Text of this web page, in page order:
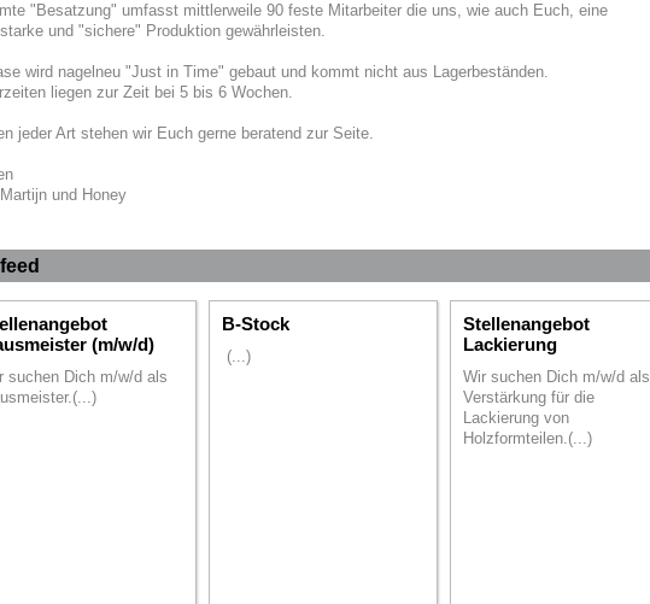
"Besatzung" umfasst mittlerweile 90 feste Mitarbeiter die uns, wie auch Euch, eine
und "sichere" Produktion gewährleisten.
wird nagelneu "Just in Time" gebaut und kommt nicht aus Lagerbeständen.
liegen zur Zeit bei 5 bis 6 Wochen.
jeder Art stehen wir Euch gerne beratend zur Seite.
und Honey
(m/w/d)
suchen Dich m/w/d als
B-Stock
(...)
Stellenangebot
Lackierung
Wir suchen Dich m/w/d als
Verstärkung für die
Lackierung von
Holzformteilen.(...)